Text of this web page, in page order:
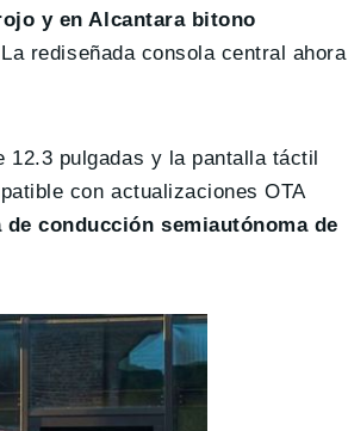
y en Alcantara bitono
rediseñada consola central ahora
pulgadas y la pantalla táctil
con actualizaciones OTA
conducción semiautónoma de